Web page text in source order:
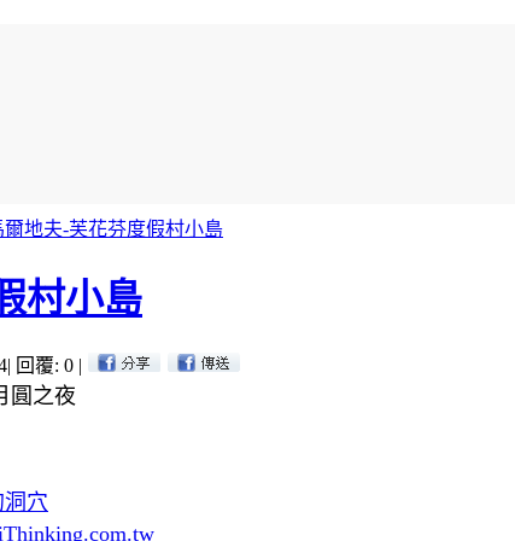
爾地夫-芙花芬度假村小島
村小島
| 回覆: 0 |
圓之夜
穴